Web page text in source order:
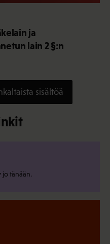
ja
lain 2 §:n
sisältöä
jo tänään.